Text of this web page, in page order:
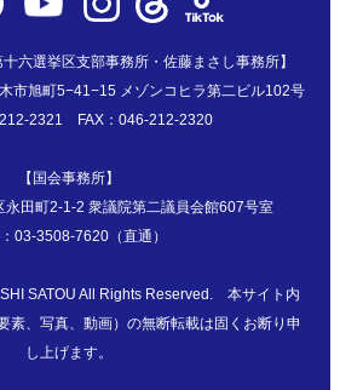
十六選挙区支部事務所・佐藤まさし事務所】
旭町5−41−15 メゾンコヒラ第二ビル102号
2321 FAX：046-212-2320
【国会事務所】
田町2-1-2 衆議院第二議員会館607号室
03-3508-7620（直通）
SATOU All Rights Reserved. 本サイト内
素、写真、動画）の無断転載は固くお断り申
し上げます。